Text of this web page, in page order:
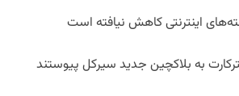
اینترنتی کاهش نیافته است
به بلاکچین جدید سیرکل پیوستند